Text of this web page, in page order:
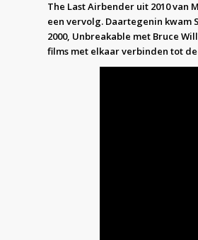
The Last Airbender uit 2010 van
een vervolg. Daartegenin kwam
2000, Unbreakable met Bruce
films met elkaar verbinden tot